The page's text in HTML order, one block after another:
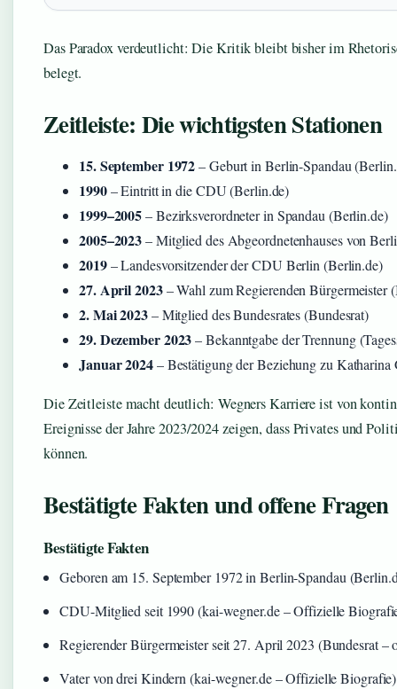
Das Paradox verdeutlicht: Die Kritik bleibt bisher im
belegt.
Zeitleiste: Die wichtigsten Stationen
15. September 1972– Geburt in Berlin-Spandau
1990– Eintritt in die CDU (Berlin.de)
1999–2005– Bezirksverordneter in Spandau (Berlin.de)
2005–2023– Mitglied des Abgeordnetenhauses von
2019– Landesvorsitzender der CDU Berlin (Berlin.de)
27. April 2023– Wahl zum Regierenden Bürgermeister
2. Mai 2023– Mitglied des Bundesrates (Bundesrat)
29. Dezember 2023– Bekanntgabe der Trennung
Januar 2024– Bestätigung der Beziehung zu
Die Zeitleiste macht deutlich: Wegners Karriere ist von
Ereignisse der Jahre 2023/2024 zeigen, dass Privates und
können.
Bestätigte Fakten und offene Fragen
Bestätigte Fakten
Geboren am 15. September 1972 in Berlin-Spandau
CDU-Mitglied seit 1990 (kai-wegner.de – Offizielle
Regierender Bürgermeister seit 27. April 2023 (Bundesrat
Vater von drei Kindern (kai-wegner.de – Offizielle Biografie)